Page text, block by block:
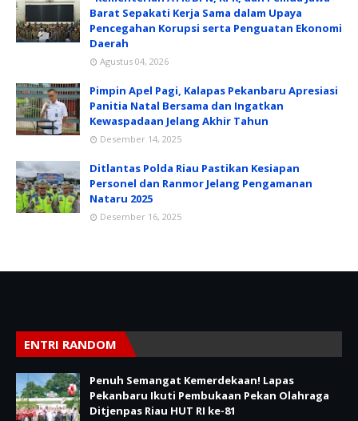
Barat Sepakati Kerja Sama dalam Upaya
Pencegahan Korupsi serta Penguatan Ekonomi
Daerah
Agustus 04, 2026
Pimpin Apel Pagi, Kalapas Pekanbaru Apresiasi
Panitia Natal Bersama dan Ingatkan
Kewaspadaan Jelang Akhir Tahun
Desember 14, 2025
Ditlantas Polda Riau Pastikan Kesiapan
Personel dan Ranmor Jelang Pengamanan
Nataru 2025
Desember 16, 2025
ENTRI RANDOM
Penuh Semangat Kemerdekaan! Lapas
Pekanbaru Ikuti Pembukaan Pekan Olahraga
Ditjenpas Riau HUT RI ke-81